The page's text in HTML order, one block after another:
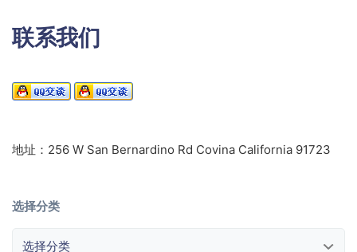
联系我们
地址：256 W San Bernardino Rd Covina California 91723
选择分类